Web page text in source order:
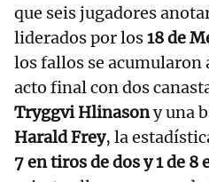
que seis jugadores
liderados por los18 de
los fallos se
acto final con dos
Tryggvi Hlinasony una
Harald Frey, la
7 en tiros de dos y 1 de 8